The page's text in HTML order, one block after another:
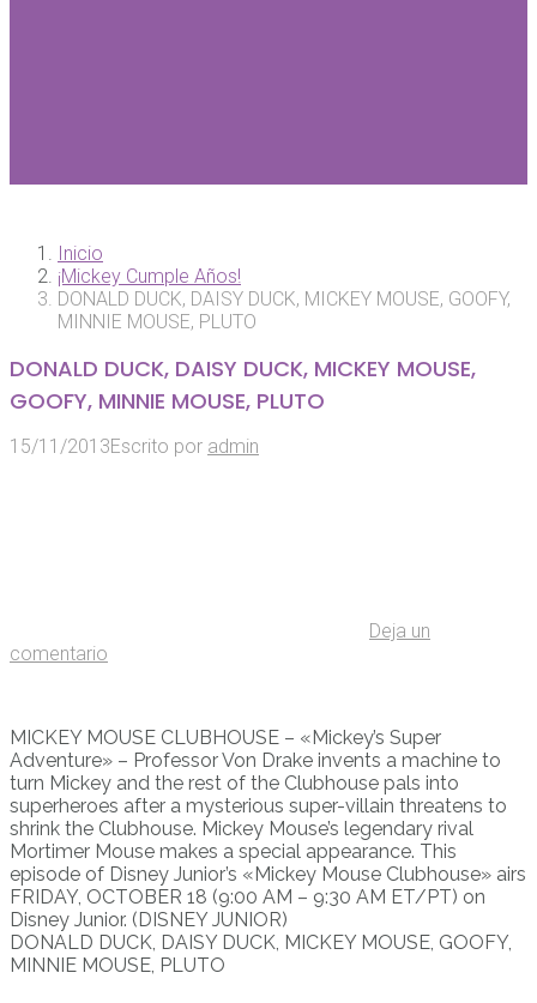
Inicio
¡Mickey Cumple Años!
DONALD DUCK, DAISY DUCK, MICKEY MOUSE, GOOFY,
MINNIE MOUSE, PLUTO
DONALD DUCK, DAISY DUCK, MICKEY MOUSE,
GOOFY, MINNIE MOUSE, PLUTO
15/11/2013Escrito por admin
Deja un
comentario
MICKEY MOUSE CLUBHOUSE – «Mickey’s Super
Adventure» – Professor Von Drake invents a machine to
turn Mickey and the rest of the Clubhouse pals into
superheroes after a mysterious super-villain threatens to
shrink the Clubhouse. Mickey Mouse’s legendary rival
Mortimer Mouse makes a special appearance. This
episode of Disney Junior’s «Mickey Mouse Clubhouse» airs
FRIDAY, OCTOBER 18 (9:00 AM – 9:30 AM ET/PT) on
Disney Junior. (DISNEY JUNIOR)
DONALD DUCK, DAISY DUCK, MICKEY MOUSE, GOOFY,
MINNIE MOUSE, PLUTO